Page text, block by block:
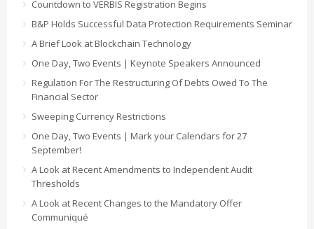
Countdown to VERBIS Registration Begins
B&P Holds Successful Data Protection Requirements Seminar
A Brief Look at Blockchain Technology
One Day, Two Events | Keynote Speakers Announced
Regulation For The Restructuring Of Debts Owed To The
Financial Sector
Sweeping Currency Restrictions
One Day, Two Events | Mark your Calendars for 27
September!
A Look at Recent Amendments to Independent Audit
Thresholds
A Look at Recent Changes to the Mandatory Offer
Communiqué